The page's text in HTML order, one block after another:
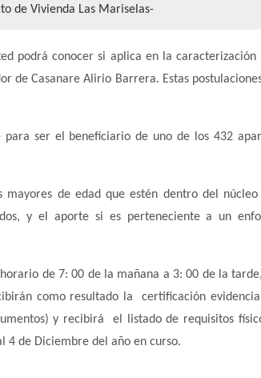
de Vivienda Las Mariselas-
podrá conocer si aplica en la
de Casanare Alirio Barrera. Estas
para ser el beneficiario de uno de los 432
mayores de edad que estén dentro del
y el aporte si es perteneciente a un
de 7: 00 de la mañana a 3: 00 de la
como resultado la certificación
y recibirá el listado de requisitos
4 de Diciembre del año en curso.